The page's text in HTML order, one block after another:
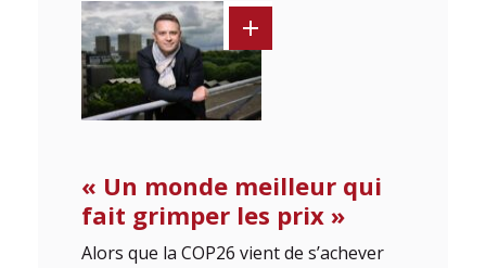
« Un monde meilleur qui
fait grimper les prix »
Alors que la COP26 vient de s’achever